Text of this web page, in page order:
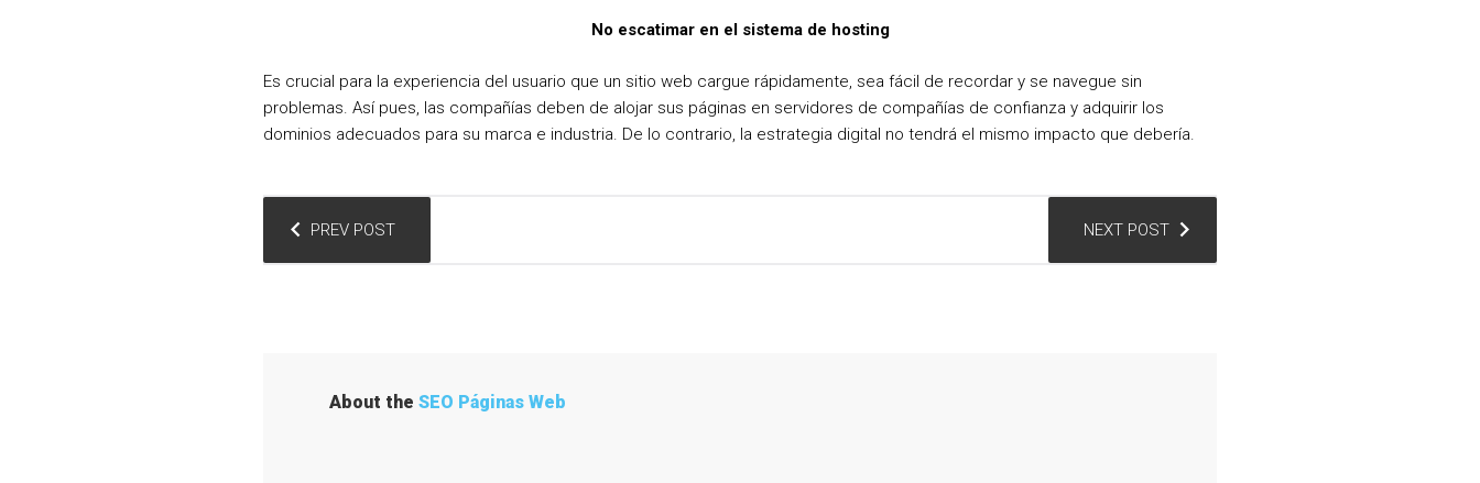
No escatimar en el sistema de hosting
Es crucial para la experiencia del usuario que un sitio web cargue rápidamente, sea fácil de recordar y se navegue sin
problemas. Así pues, las compañías deben de alojar sus páginas en servidores de compañías de confianza y adquirir los
dominios adecuados para su marca e industria. De lo contrario, la estrategia digital no tendrá el mismo impacto que debería.
N
PREV POST NEXT POST
About the SEO Páginas Web